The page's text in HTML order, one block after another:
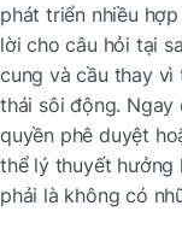
phát triển nhiều
lời cho câu hỏi tại
cung và cầu thay
thái sôi động.
quyền phê duyệt
thể lý thuyết hưởng
phải là không có